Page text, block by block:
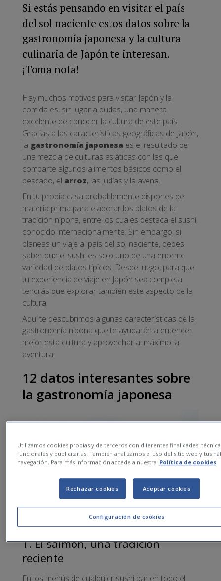
Si estás pensando en visitar el país
del sol naciente estos datos sobre la
gastronomía japonesa y la cultura
culinaria de Japón te interesan.
¡Toma nota!
Hay muchos motivos para visitar Japón y la
comida es, sin lugar a dudas, una manera
excelente de conocer la cultura de este país.
Gracias a las características geográficas de Japón,
la gastronomía japonesa es el resultado de
una mezcla de culturas asiáticas con las que
comparte algunos alimentos básicos como el
pescado, el arroz, las judías y la avena.
En tu propia casa probablemente dispones de
materia prima para elaborar los platos de la
tradición nipona, entre los cuales destaca el sushi,
conocido internacionalmente. Sin embargo, si
planeas un viaje al país del sol naciente, debes
saber que el sushi es solo uno de una enorme
variedad de platos típicos. Desde luego, para que
tu experiencia de viaje en Japón sea completa
tendrás que explorar también este aspecto de la
cultura.
Aquí te descubrimos algunas características de la
gastronomía nipona que te ayudarán a entender
mejor esta cultura y aprovechar al máximo la
aventura.
12 datos interesantes sobre
la gastronomía japonesa
1. El salmón, una tradición
reciente
En los menús de cualquier sushi bar en todo el
Utilizamos cookies propias y de terceros con diferentes finalidades:
funcionales y publicitarias. También analizamos el uso del sitio web y tus
navegación. Para más información accede a nuestra Política de cookies
Configuración de cookies
Rechazar cookies Aceptar cookies